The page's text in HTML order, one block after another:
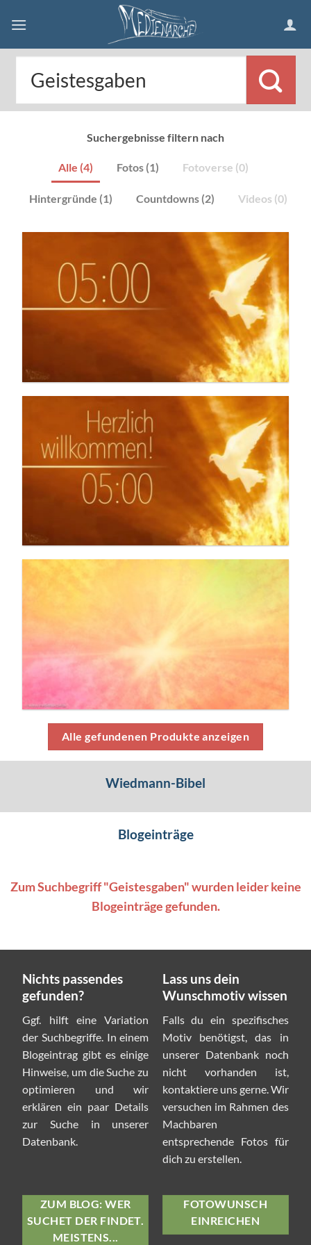
Suchergebnisse filtern nach
Alle (4) Fotos (1) Fotoverse (0)
Hintergründe (1) Countdowns (2) Videos (0)
Alle gefundenen Produkte anzeigen
Wiedmann-Bibel
Blogeinträge
Zum Suchbegriff "Geistesgaben" wurden leider keine
Blogeinträge gefunden.
Nichts passendes
gefunden?
Ggf. hilft eine Variation
der Suchbegriffe. In einem
Blogeintrag gibt es einige
Hinweise, um die Suche zu
optimieren und wir
erklären ein paar Details
zur Suche in unserer
Datenbank.
Lass uns dein
Wunschmotiv wissen
Falls du ein spezifisches
Motiv benötigst, das in
unserer Datenbank noch
nicht vorhanden ist,
kontaktiere uns gerne. Wir
versuchen im Rahmen des
Machbaren
entsprechende Fotos für
dich zu erstellen.
ZUM BLOG: WER
SUCHET DER FINDET.
MEISTENS...
FOTOWUNSCH
EINREICHEN